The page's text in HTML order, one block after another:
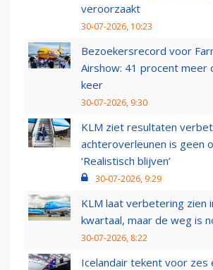
veroorzaakt
30-07-2026, 10:23
Bezoekersrecord voor
Airshow: 41 procent meer
keer
30-07-2026, 9:30
KLM ziet resultaten
achteroverleunen is geen
‘Realistisch blijven’
30-07-2026, 9:29
KLM laat verbetering zien
kwartaal, maar de weg is
30-07-2026, 8:22
Icelandair tekent voor zes